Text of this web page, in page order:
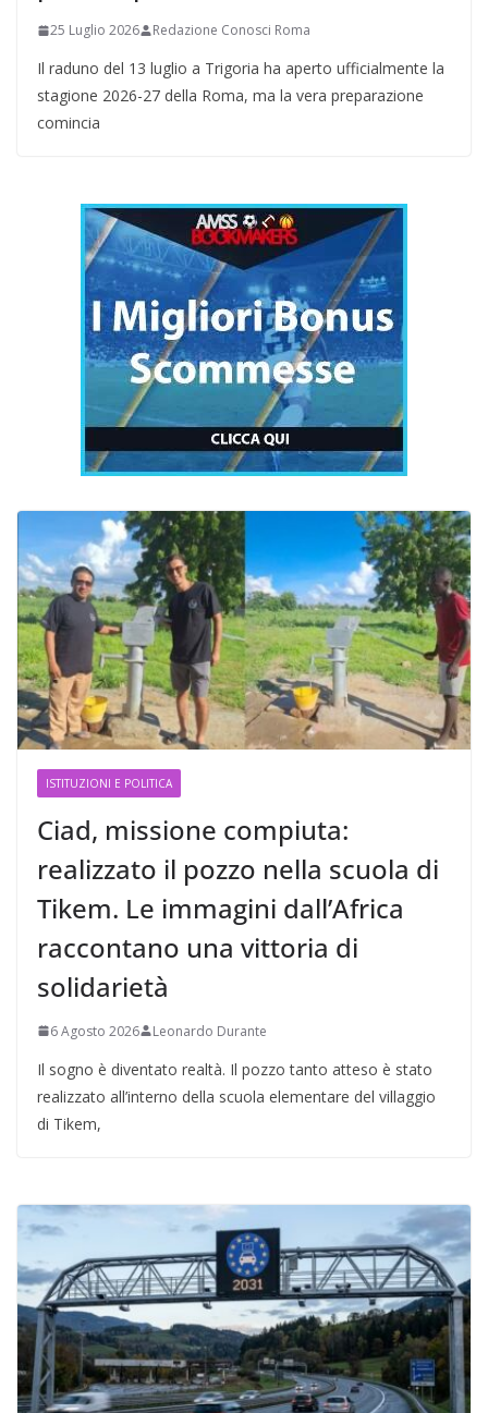
25 Luglio 2026 Redazione Conosci Roma
Il raduno del 13 luglio a Trigoria ha aperto ufficialmente la
stagione 2026-27 della Roma, ma la vera preparazione
comincia
ISTITUZIONI E POLITICA
Ciad, missione compiuta:
realizzato il pozzo nella scuola di
Tikem. Le immagini dall’Africa
raccontano una vittoria di
solidarietà
6 Agosto 2026 Leonardo Durante
Il sogno è diventato realtà. Il pozzo tanto atteso è stato
realizzato all’interno della scuola elementare del villaggio
di Tikem,